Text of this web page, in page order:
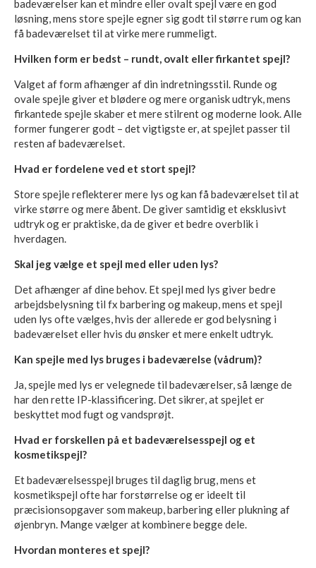
badeværelser kan et mindre eller ovalt spejl være en god
løsning, mens store spejle egner sig godt til større rum og kan
få badeværelset til at virke mere rummeligt.
Hvilken form er bedst – rundt, ovalt eller firkantet spejl?
Valget af form afhænger af din indretningsstil. Runde og
ovale spejle giver et blødere og mere organisk udtryk, mens
firkantede spejle skaber et mere stilrent og moderne look. Alle
former fungerer godt – det vigtigste er, at spejlet passer til
resten af badeværelset.
Hvad er fordelene ved et stort spejl?
Store spejle reflekterer mere lys og kan få badeværelset til at
virke større og mere åbent. De giver samtidig et eksklusivt
udtryk og er praktiske, da de giver et bedre overblik i
hverdagen.
Skal jeg vælge et spejl med eller uden lys?
Det afhænger af dine behov. Et spejl med lys giver bedre
arbejdsbelysning til fx barbering og makeup, mens et spejl
uden lys ofte vælges, hvis der allerede er god belysning i
badeværelset eller hvis du ønsker et mere enkelt udtryk.
Kan spejle med lys bruges i badeværelse (vådrum)?
Ja, spejle med lys er velegnede til badeværelser, så længe de
har den rette IP-klassificering. Det sikrer, at spejlet er
beskyttet mod fugt og vandsprøjt.
Hvad er forskellen på et badeværelsesspejl og et
kosmetikspejl?
Et badeværelsesspejl bruges til daglig brug, mens et
kosmetikspejl ofte har forstørrelse og er ideelt til
præcisionsopgaver som makeup, barbering eller plukning af
øjenbryn. Mange vælger at kombinere begge dele.
Hvordan monteres et spejl?